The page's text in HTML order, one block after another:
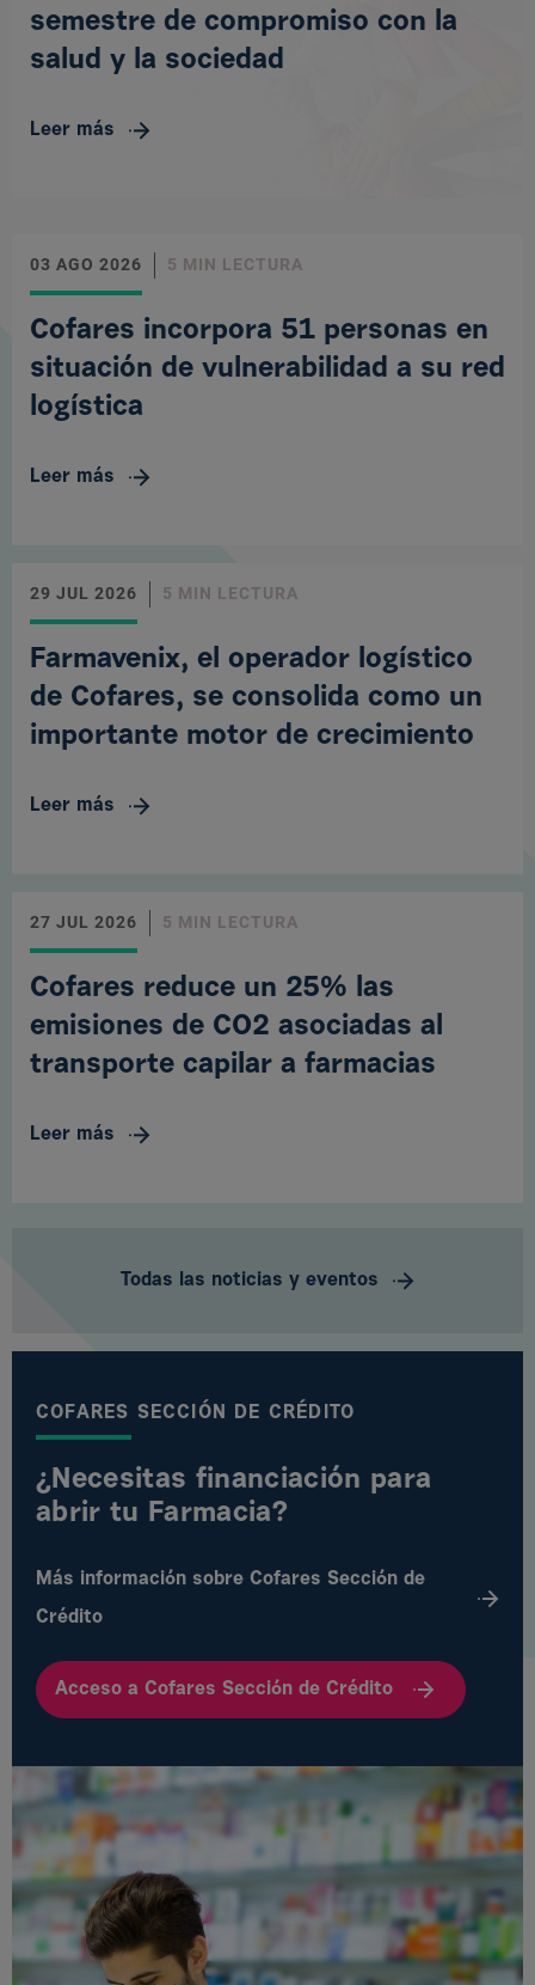
semestre de compromiso con la
salud y la sociedad
Leer más
03 AGO 2026 5 MIN LECTURA
Cofares incorpora 51 personas en
situación de vulnerabilidad a su red
logística
Leer más
29 JUL 2026 5 MIN LECTURA
Farmavenix, el operador logístico
de Cofares, se consolida como un
importante motor de crecimiento
Leer más
27 JUL 2026 5 MIN LECTURA
Cofares reduce un 25% las
emisiones de CO2 asociadas al
transporte capilar a farmacias
Leer más
Todas las noticias y eventos
COFARES SECCIÓN DE CRÉDITO
¿Necesitas financiación para
abrir tu Farmacia?
Más información sobre Cofares Sección de
Crédito
Acceso a Cofares Sección de Crédito